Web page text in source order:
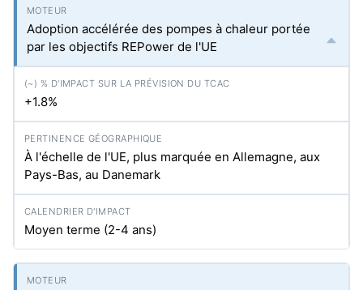
Adoption accélérée des pompes à chaleur portée
par les objectifs REPower de l'UE
+1.8%
À l'échelle de l'UE, plus marquée en Allemagne, aux
Pays-Bas, au Danemark
Moyen terme (2-4 ans)